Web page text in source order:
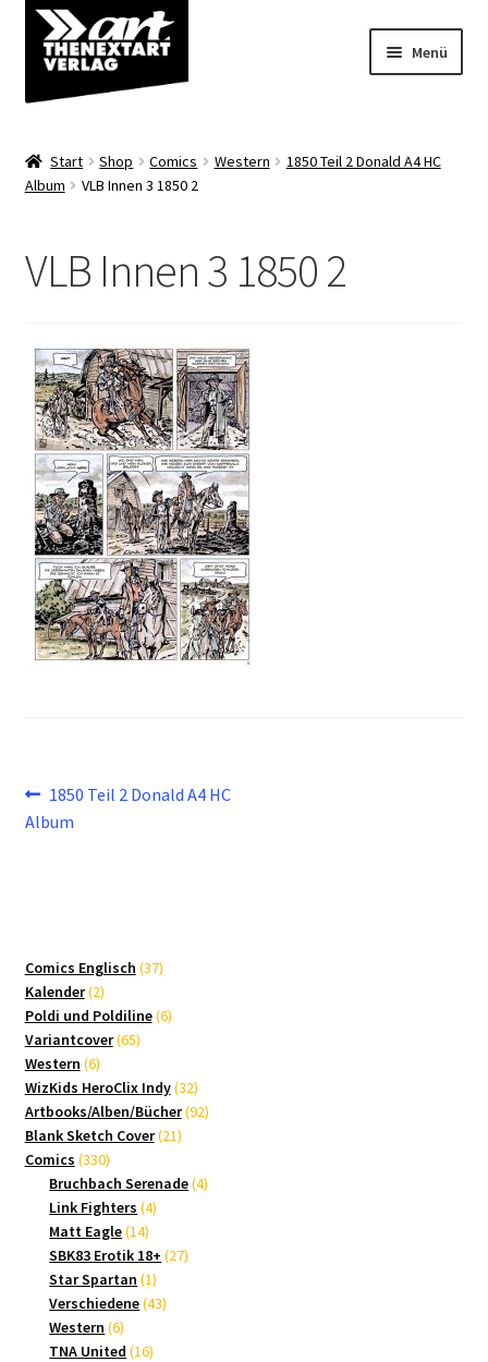
Zur
Navigation
springen
Zum
Inhalt
springen
Menü
Shop
Start Shop Comics Western
1850 Teil 2 Donald A4 HC
Album
VLB Innen 3 1850 2
VLB Innen 3 1850 2
Beitragsnavigation
Vorheriger
Beitrag:
1850 Teil 2 Donald A4 HC
Album
Comics Englisch 3737
Kalender 22
Produkte
Poldi und Poldiline 66
Variantcover 6565
Western 66
Produkte
WizKids HeroClix Indy 3232
Produkte
Artbooks/Alben/Bücher 9292
Blank Sketch Cover 2121
Comics 330330
Produkte
Bruchbach Serenade 44
Link Fighters 44
Matt Eagle 1414
Produkte
SBK83 Erotik 18+ 2727
Star Spartan 11
Produkt
Verschiedene 4343
Western 66
Produkte
TNA United 1616